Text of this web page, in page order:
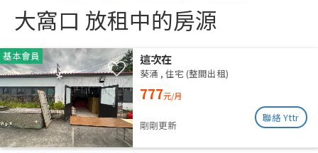
大窩口 放租中的房源
基本會員 這次在
葵涌 , 住宅 (整間出租)
777元/月
剛剛更新
聯絡 Yttr